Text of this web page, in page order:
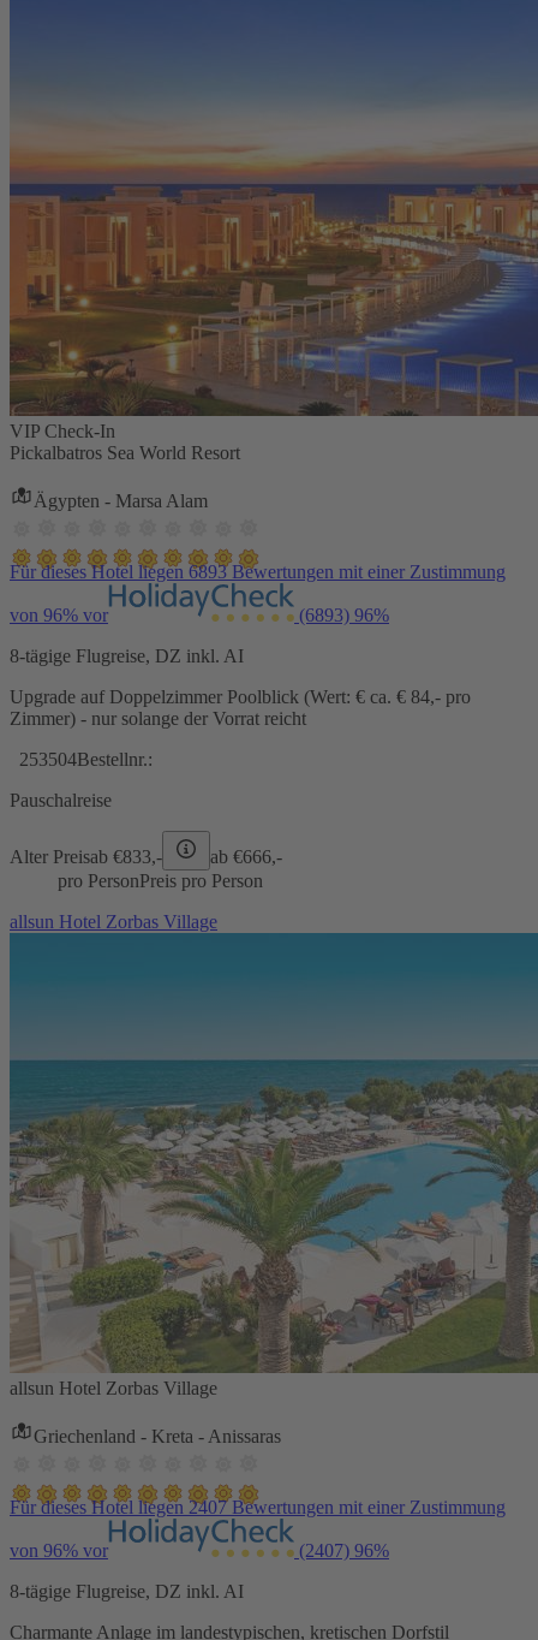
VIP Check-In
Pickalbatros Sea World Resort
Ägypten - Marsa Alam
Für dieses Hotel liegen 6893 Bewertungen mit einer Zustimmung
von 96% vor (6893) 96%
8-tägige Flugreise, DZ inkl. AI
Upgrade auf Doppelzimmer Poolblick (Wert: € ca. € 84,- pro
Zimmer) - nur solange der Vorrat reicht
253504Bestellnr.:
Pauschalreise
Alter Preisab €833,- ab €666,-
pro PersonPreis pro Person
allsun Hotel Zorbas Village
allsun Hotel Zorbas Village
Griechenland - Kreta - Anissaras
Für dieses Hotel liegen 2407 Bewertungen mit einer Zustimmung
von 96% vor (2407) 96%
8-tägige Flugreise, DZ inkl. AI
Charmante Anlage im landestypischen, kretischen Dorfstil